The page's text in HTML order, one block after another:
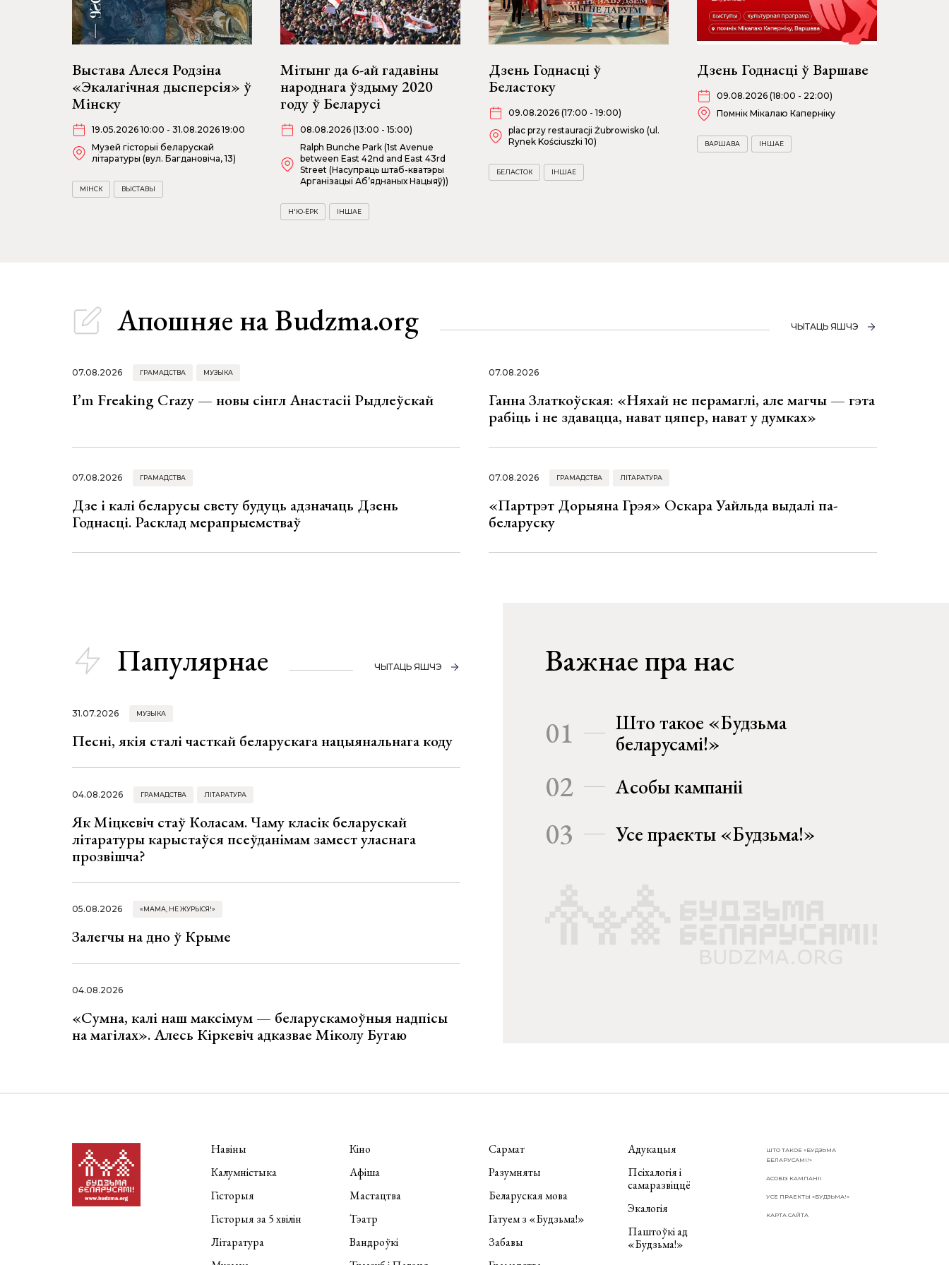
Выстава Алеся Родзіна
«Экалагічная дысперсія» ў
Мінску
19.05.2026 10:00 - 31.08.2026 19:00
Музей гісторыі беларускай
літаратуры (вул. Багдановіча, 13)
МІНСК ВЫСТАВЫ
Мітынг да 6-ай гадавіны
народнага ўздыму 2020
году ў Беларусі
08.08.2026 (13:00 - 15:00)
Ralph Bunche Park (1st Avenue
between East 42nd and East 43rd
Street (Насупраць штаб-кватэры
Арганізацыі Аб’яднаных Нацыяў))
Н'Ю-ЁРК ІНШАЕ
Дзень Годнасці ў
Беластоку
09.08.2026 (17:00 - 19:00)
plac przy restauracji Żubrowisko (ul.
Rynek Kościuszki 10)
БЕЛАСТОК ІНШАЕ
Дзень Годнасці ў Варшаве
09.08.2026 (18:00 - 22:00)
Помнік Мікалаю Каперніку
ВАРШАВА ІНШАЕ
Апошняе на Budzma.org ЧЫТАЦЬ ЯШЧЭ
07.08.2026 ГРАМАДСТВА МУЗЫКА
I’m Freaking Crazy — новы сінгл Анастасіі Рыдлеўскай
07.08.2026
Ганна Златкоўская: «Няхай не перамаглі, але магчы — гэта
рабіць і не здавацца, нават цяпер, нават у думках»
07.08.2026 ГРАМАДСТВА
Дзе і калі беларусы свету будуць адзначаць Дзень
Годнасці. Расклад мерапрыемстваў
07.08.2026 ГРАМАДСТВА ЛІТАРАТУРА
«Партрэт Дорыяна Грэя» Оскара Уайльда выдалі па-
беларуску
Папулярнае ЧЫТАЦЬ ЯШЧЭ
31.07.2026 МУЗЫКА
Песні, якія сталі часткай беларускага нацыянальнага коду
04.08.2026 ГРАМАДСТВА ЛІТАРАТУРА
Як Міцкевіч стаў Коласам. Чаму класік беларускай
літаратуры карыстаўся псеўданімам замест уласнага
прозвішча?
05.08.2026 «МАМА, НЕ ЖУРЫСЯ!»
Залегчы на дно ў Крыме
04.08.2026
«Сумна, калі наш максімум — беларускамоўныя надпісы
на магілах». Алесь Кіркевіч адказвае Міколу Бугаю
Важнае пра нас
01
Што такое «Будзьма
беларусамі!»
02 Асобы кампаніі
03 Усе праекты «Будзьма!»
Навіны
Калумністыка
Гісторыя
Гісторыя за 5 хвілін
Літаратура
Кіно
Афіша
Мастацтва
Тэатр
Вандроўкі
Сармат
Разумняты
Беларуская мова
Гатуем з «Будзьма!»
Забавы
Адукацыя
Псіхалогія і
самаразвіццё
Экалогія
Паштоўкі ад
«Будзьма!»
ШТО ТАКОЕ «БУДЗЬМА
БЕЛАРУСАМІ!»
АСОБЫ КАМПАНІІ
УСЕ ПРАЕКТЫ «БУДЗЬМА!»
КАРТА САЙТА